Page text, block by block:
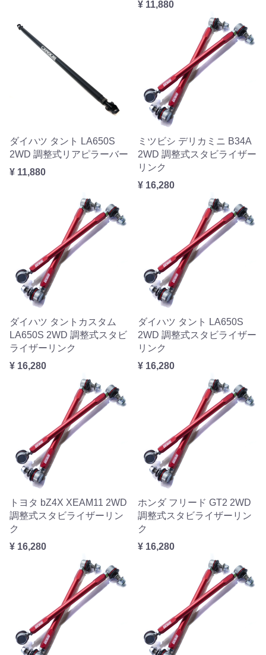
¥ 11,880
ダイハツ タント LA650S
2WD 調整式リアピラーバー
¥ 11,880
ミツビシ デリカミニ B34A
2WD 調整式スタビライザー
リンク
¥ 16,280
ダイハツ タントカスタム
LA650S 2WD 調整式スタビ
ライザーリンク
¥ 16,280
ダイハツ タント LA650S
2WD 調整式スタビライザー
リンク
¥ 16,280
トヨタ bZ4X XEAM11 2WD
調整式スタビライザーリン
ク
¥ 16,280
ホンダ フリード GT2 2WD
調整式スタビライザーリン
ク
¥ 16,280